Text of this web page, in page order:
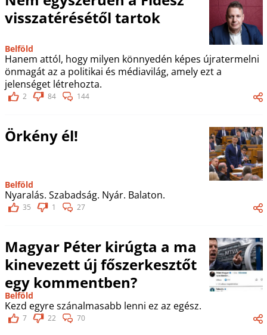
visszatérésétől tartok
Belföld
Hanem attól, hogy milyen könnyedén képes újratermelni
önmagát az a politikai és médiavilág, amely ezt a
jelenséget létrehozta.
2 84 144
Örkény él!
Belföld
Nyaralás. Szabadság. Nyár. Balaton.
35 1 27
Magyar Péter kirúgta a ma
kinevezett új főszerkesztőt
egy kommentben?
Belföld
Kezd egyre szánalmasabb lenni ez az egész.
7 22 70